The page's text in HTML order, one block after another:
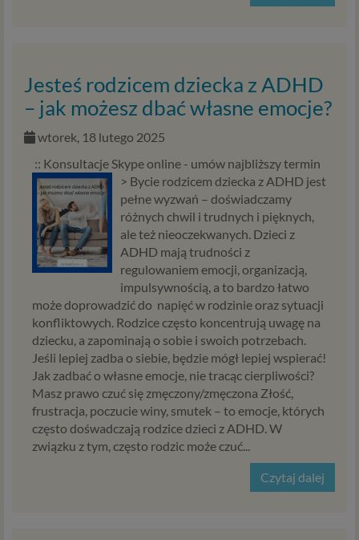
Jesteś rodzicem dziecka z ADHD
– jak możesz dbać własne emocje?
wtorek, 18 lutego 2025
:: Konsultacje Skype online - umów najbliższy termin
> Bycie rodzicem dziecka z ADHD jest
pełne wyzwań – doświadczamy
różnych chwil i trudnych i pięknych,
ale też nieoczekwanych. Dzieci z
ADHD mają trudności z
regulowaniem emocji, organizacją,
impulsywnością, a to bardzo łatwo
może doprowadzić do napięć w rodzinie oraz sytuacji
konfliktowych. Rodzice często koncentrują uwagę na
dziecku, a zapominają o sobie i swoich potrzebach.
Jeśli lepiej zadba o siebie, będzie mógł lepiej wspierać!
Jak zadbać o własne emocje, nie tracąc cierpliwości?
Masz prawo czuć się zmęczony/zmęczona Złość,
frustracja, poczucie winy, smutek – to emocje, których
często dośwadczają rodzice dzieci z ADHD. W
związku z tym, często rodzic może czuć...
Czytaj dalej